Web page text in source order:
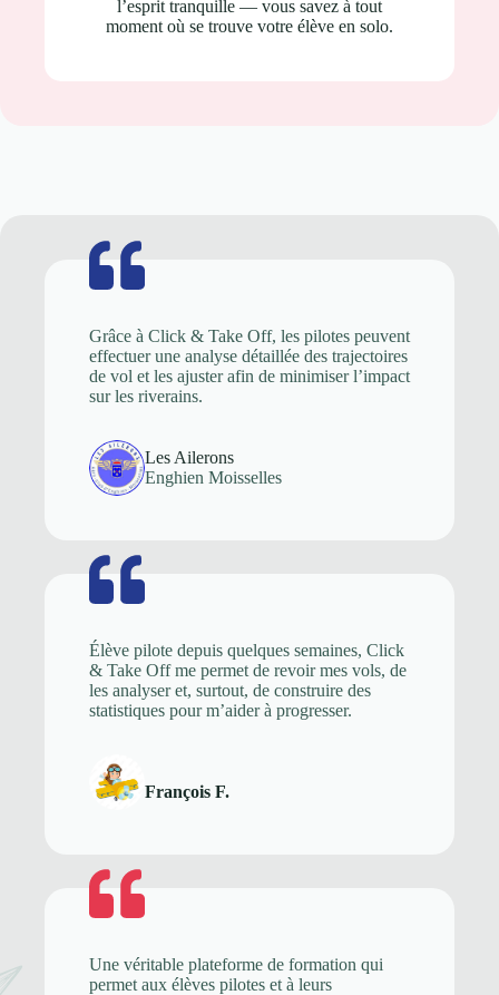
l’esprit tranquille — vous savez à tout
moment où se trouve votre élève en solo.
Grâce à Click & Take Off, les pilotes peuvent
effectuer une analyse détaillée des trajectoires
de vol et les ajuster afin de minimiser l’impact
sur les riverains.
Les Ailerons
Enghien Moisselles
Élève pilote depuis quelques semaines, Click
& Take Off me permet de revoir mes vols, de
les analyser et, surtout, de construire des
statistiques pour m’aider à progresser.
François F.
Une véritable plateforme de formation qui
permet aux élèves pilotes et à leurs